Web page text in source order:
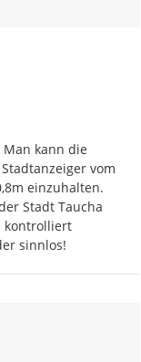
Man kann die
vom
einzuhalten.
Stadt Taucha
kontrolliert
sinnlos!